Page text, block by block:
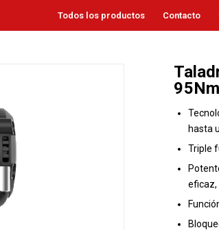
Todos los productos Contacto
hasta
Triple
eficaz,